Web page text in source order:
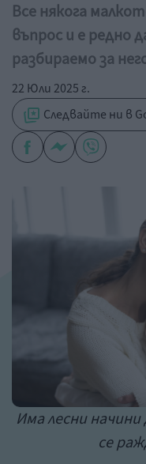
Все някога
въпрос и е редно
разбираемо за
22 Юли 2025 г.
Следвайте ни в
Има лесни
се